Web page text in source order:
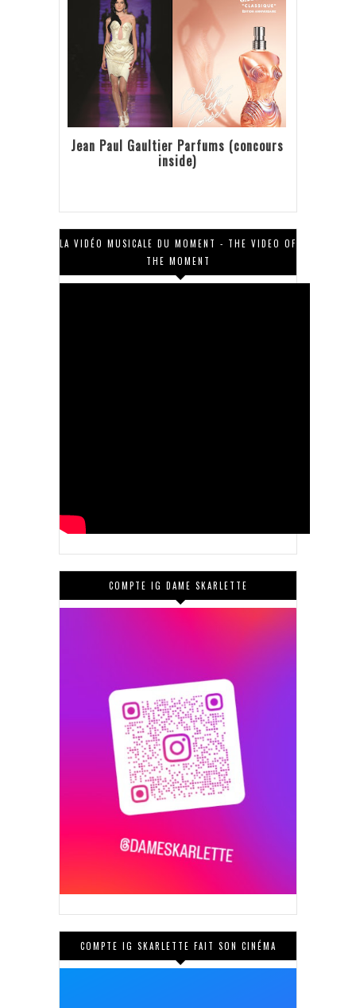
Jean Paul Gaultier Parfums (concours
inside)
LA VIDÉO MUSICALE DU MOMENT - THE VIDEO OF
THE MOMENT
COMPTE IG DAME SKARLETTE
COMPTE IG SKARLETTE FAIT SON CINÉMA